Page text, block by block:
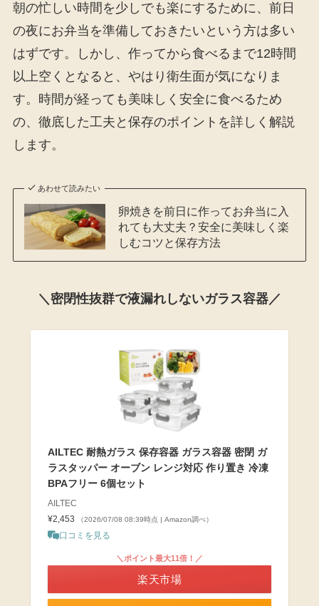
朝の忙しい時間を少しでも楽にするために、前日
の夜にお弁当を準備しておきたいという方は多い
はずです。しかし、作ってから食べるまで12時間
以上空くとなると、やはり衛生面が気になりま
す。時間が経っても美味しく安全に食べるため
の、徹底した工夫と保存のポイントを詳しく解説
します。
あわせて読みたい
卵焼きを前日に作ってお弁当に入
れても大丈夫？安全に美味しく楽
しむコツと保存方法
＼密閉性抜群で液漏れしないガラス容器／
AILTEC 耐熱ガラス 保存容器 ガラス容器 密閉 ガ
ラスタッパー オーブン レンジ対応 作り置き 冷凍
BPAフリー 6個セット
AILTEC
¥2,453
（2026/07/08 08:39時点 | Amazon調べ）
口コミを見る
＼ポイント最大11倍！／
楽天市場